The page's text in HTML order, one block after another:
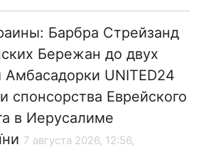
Барбра Стрейзанд
Бережан до двух
Амбасадорки UNITED24
спонсорства Еврейского
в Иерусалиме
7 августа 2026, 12:56,